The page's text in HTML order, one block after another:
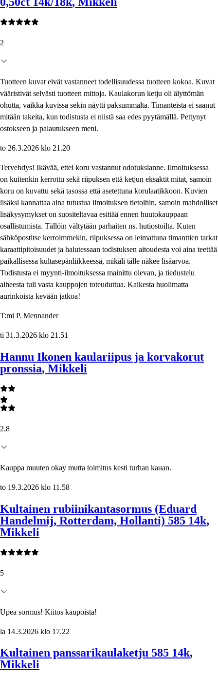
2
Tuotteen kuvat eivät vastanneet todellisuudessa tuotteen kokoa. Kuvat
vääristivät selvästi tuotteen mittoja. Kaulakorun ketju oli älyttömän
ohutta, vaikka kuvissa sekin näytti paksummalta. Timanteista ei saanut
mitään takeita, kun todistusta ei niistä saa edes pyytämällä. Pettynyt
ostokseen ja palautukseen meni.
to 26.3.2026 klo 21.20
Tervehdys! Ikävää, ettei koru vastannut odotuksianne. Ilmoituksessa
on kuitenkin kerrottu sekä riipuksen että ketjun eksaktit mitat, samoin
koru on kuvattu sekä tasossa että asetettuna korulaatikkoon. Kuvien
lisäksi kannattaa aina tutustua ilmoituksen tietoihin, samoin mahdolliset
lisäkysymykset on suositeltavaa esittää ennen huutokauppaan
osallistumista. Tällöin vältytään parhaiten ns. hutiostoilta. Kuten
sähköpostitse kerroimmekin, riipuksessa on leimattuna timanttien tarkat
karaattipitoisuudet ja halutessaan todistuksen aitoudesta voi aina teettää
paikallisessa kultasepänliikkeessä, mikäli tälle näkee lisäarvoa.
Todistusta ei myynti-ilmoituksessa mainittu olevan, ja tiedustelu
aiheesta tuli vasta kauppojen toteuduttua. Kaikesta huolimatta
aurinkoista kevään jatkoa!
T:mi P. Mennander
ti 31.3.2026 klo 21.51
Hannu Ikonen kaulariipus ja korvakorut
pronssia, Mikkeli
2,8
Kauppa muuten okay mutta toimitus kesti turhan kauan.
to 19.3.2026 klo 11.58
Kultainen rubiinikantasormus (Eduard
Handelmij, Rotterdam, Hollanti) 585 14k,
Mikkeli
5
Upea sormus! Kiitos kaupoista!
la 14.3.2026 klo 17.22
Kultainen panssarikaulaketju 585 14k,
Mikkeli